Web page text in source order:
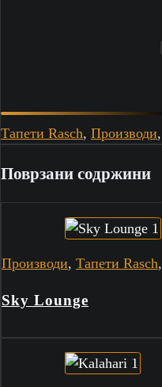
Тапети Rasch, Производи,
Поврзани содржини
Производи, Тапети Rasch,
Sky Lounge